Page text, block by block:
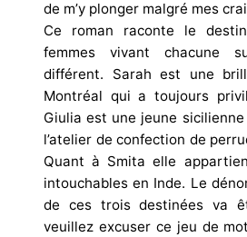
de m’y plonger malgré mes
Ce roman raconte le
femmes vivant chacune
différent. Sarah est une
Montréal qui a toujours
Giulia est une jeune
l’atelier de confection de
Quant à Smita elle
intouchables en Inde. Le
de ces trois destinées va
veuillez excuser ce jeu de